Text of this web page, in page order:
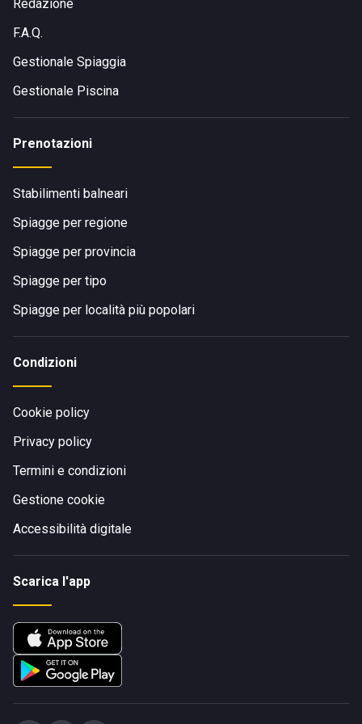
Redazione
F.A.Q.
Gestionale Spiaggia
Gestionale Piscina
Prenotazioni
Stabilimenti balneari
Spiagge per regione
Spiagge per provincia
Spiagge per tipo
Spiagge per località più popolari
Condizioni
Cookie policy
Privacy policy
Termini e condizioni
Gestione cookie
Accessibilità digitale
Scarica l'app